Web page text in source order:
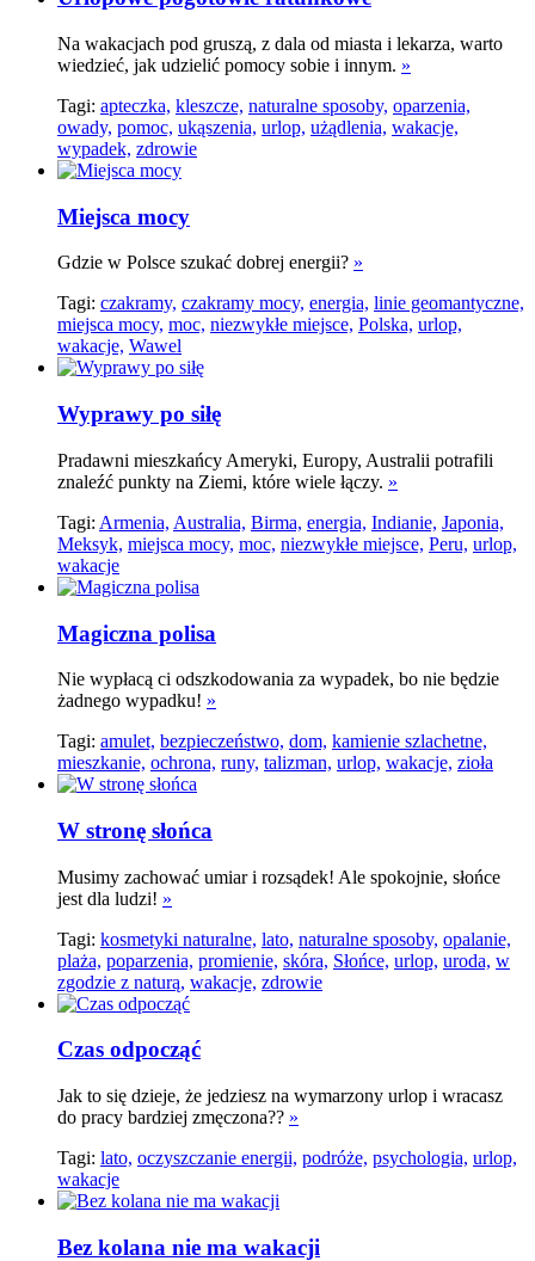
Na wakacjach pod gruszą, z dala od miasta i lekarza, warto
wiedzieć, jak udzielić pomocy sobie i innym. »
Tagi: apteczka, kleszcze, naturalne sposoby, oparzenia,
owady, pomoc, ukąszenia, urlop, użądlenia, wakacje,
wypadek, zdrowie
Miejsca mocy
Gdzie w Polsce szukać dobrej energii? »
Tagi: czakramy, czakramy mocy, energia, linie geomantyczne,
miejsca mocy, moc, niezwykłe miejsce, Polska, urlop,
wakacje, Wawel
Wyprawy po siłę
Pradawni mieszkańcy Ameryki, Europy, Australii potrafili
znaleźć punkty na Ziemi, które wiele łączy. »
Tagi: Armenia, Australia, Birma, energia, Indianie, Japonia,
Meksyk, miejsca mocy, moc, niezwykłe miejsce, Peru, urlop,
wakacje
Magiczna polisa
Nie wypłacą ci odszkodowania za wypadek, bo nie będzie
żadnego wypadku! »
Tagi: amulet, bezpieczeństwo, dom, kamienie szlachetne,
mieszkanie, ochrona, runy, talizman, urlop, wakacje, zioła
W stronę słońca
Musimy zachować umiar i rozsądek! Ale spokojnie, słońce
jest dla ludzi! »
Tagi: kosmetyki naturalne, lato, naturalne sposoby, opalanie,
plaża, poparzenia, promienie, skóra, Słońce, urlop, uroda, w
zgodzie z naturą, wakacje, zdrowie
Czas odpocząć
Jak to się dzieje, że jedziesz na wymarzony urlop i wracasz
do pracy bardziej zmęczona?? »
Tagi: lato, oczyszczanie energii, podróże, psychologia, urlop,
wakacje
Bez kolana nie ma wakacji